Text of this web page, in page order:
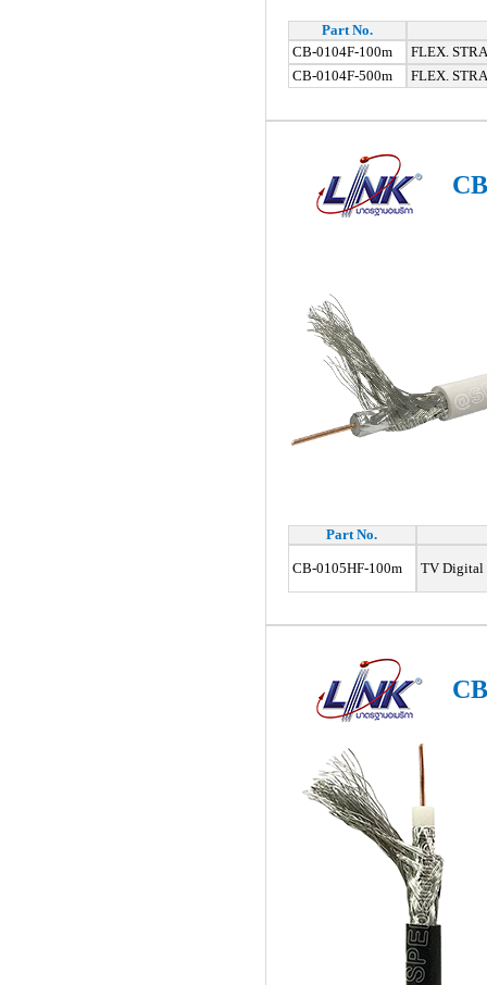
Part No.
CB-0104F-100m
FLEX.
CB-0104F-500m
FLEX.
Part No.
CB-0105HF-100m TV Digital